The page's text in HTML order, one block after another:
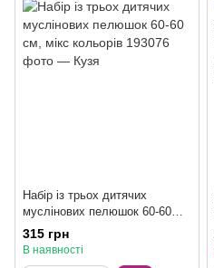
Набір із трьох дитячих
муслінових пелюшок 60-60
см, мікс кольорів
315 грн
В наявності